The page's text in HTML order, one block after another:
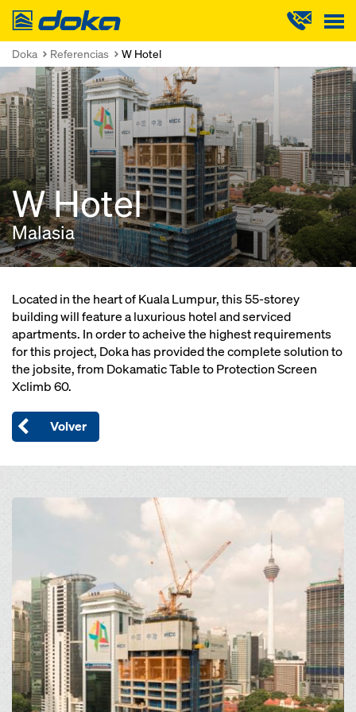
Doka
Doka Referencias W Hotel
W Hotel
Malasia
Located in the heart of Kuala Lumpur, this 55-storey
building will feature a luxurious hotel and serviced
apartments. In order to acheive the highest requirements
for this project, Doka has provided the complete solution to
the jobsite, from Dokamatic Table to Protection Screen
Xclimb 60.
Volver